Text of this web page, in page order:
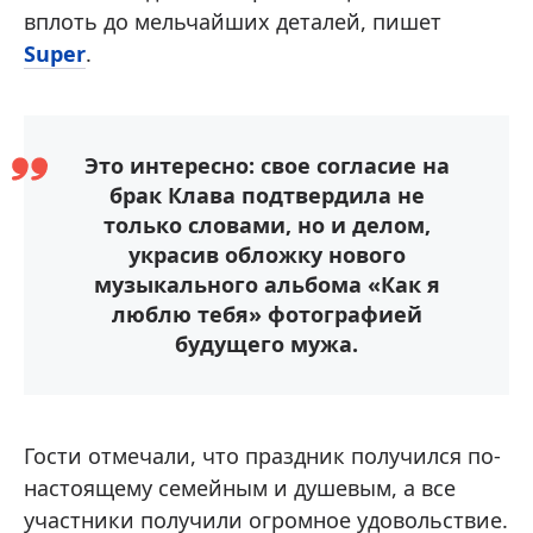
вплоть до мельчайших деталей, пишет
Super.
Это интересно: свое согласие на
брак Клава подтвердила не
только словами, но и делом,
украсив обложку нового
музыкального альбома «Как я
люблю тебя» фотографией
будущего мужа.
Гости отмечали, что праздник получился по-
настоящему семейным и душевым, а все
участники получили огромное удовольствие.